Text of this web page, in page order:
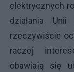
elektrycznych
działania
rzeczywiście
raczej
obawiają się